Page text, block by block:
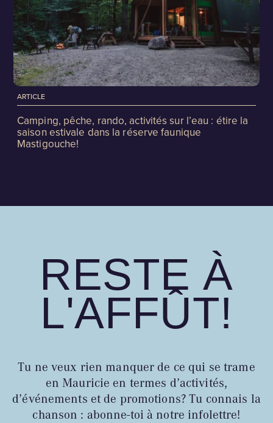
ARTICLE
Camping, pêche, rando, activités sur l’eau : étire la
saison estivale dans la réserve faunique
Mastigouche!
RESTE À
L'AFFÛT!
Tu ne veux rien manquer de ce qui se trame
en Mauricie en termes d’activités,
d’événements et de promotions? Tu connais la
chanson : abonne-toi à notre infolettre!